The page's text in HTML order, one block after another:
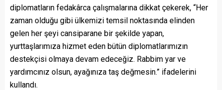
diplomatların fedakârca çalışmalarına dikkat çekerek, “Her
zaman olduğu gibi ülkemizi temsil noktasında elinden
gelen her şeyi cansiparane bir şekilde yapan,
yurttaşlarımıza hizmet eden bütün diplomatlarımızın
destekçisi olmaya devam edeceğiz. Rabbim yar ve
yardımcınız olsun, ayağınıza taş değmesin.” ifadelerini
kullandı.